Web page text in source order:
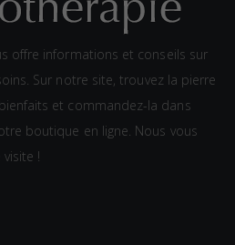
offre informations et conseils sur
Sur notre site, trouvez la pierre
et commandez-la dans
boutique en ligne. Nous vous
!